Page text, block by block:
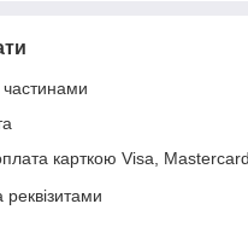
карткою Visa,